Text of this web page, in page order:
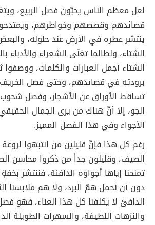
لعل معظم الناس يحبّون فصل الربيع،
قصائدهم وقصصهم وخواطرهم،
ينتشر عطره في الأرض عند حلوله،
الشتاء، ولطالما تغنّى الشعراء والأدباء
الشتاء أجمل العبارات والكلمات،
برودته في قصائدهم، وحتى فصل
تساقط الأوراق عن الأشجار، وفصل
الجو، إلا أنّ هناك من يرى الجمال
الأجواء وفي هذا الفصل المميز.
رغم كل هذا فإنّ قليلين من انتبهوا
الصيف، وقليلون جداً من ذكروا محاسن
تمنحنا إياها أجواؤه الدافئة، فننتشر
دون أن نحمل همّ البرد، ولا هم ملابسنا
الدافئ لا يكلفنا كل هذا العناء، فهو
والنزهات اللطيفة، والسهرات الطويلة